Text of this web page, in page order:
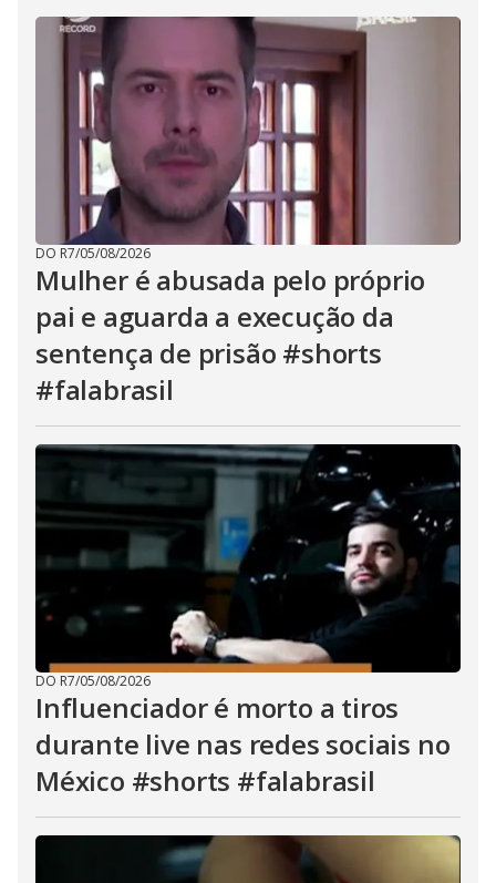
DO R7/05/08/2026
Mulher é abusada pelo próprio
pai e aguarda a execução da
sentença de prisão #shorts
#falabrasil
DO R7/05/08/2026
Influenciador é morto a tiros
durante live nas redes sociais no
México #shorts #falabrasil